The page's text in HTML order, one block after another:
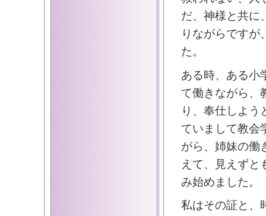
だ、神様と共に
りながらですが
た。
ある時、ある小
て働きながら、
り、奉仕しよう
ていまして教会
がら、姉妹の働
えて、見えずと
み始めました。
私はその証と、